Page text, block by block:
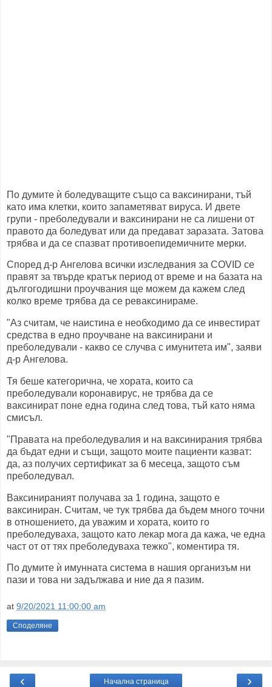
По думите ѝ боледуващите също са ваксинирани, тъй
като има клетки, които запаметяват вируса. И двете
групи - преболедували и ваксинирани не са лишени от
правото да боледуват или да предават заразата. Затова
трябва и да се спазват противоепидемичните мерки.
Според д-р Ангелова всички изследвания за COVID се
правят за твърде кратък период от време и на базата на
дългогодишни проучвания ще можем да кажем след
колко време трябва да се реваксинираме.
"Аз считам, че наистина е необходимо да се инвестират
средства в едно проучване на ваксинирани и
преболедували - какво се случва с имунитета им", заяви
д-р Ангелова.
Тя беше категорична, че хората, които са
преболедували коронавирус, не трябва да се
ваксинират поне една година след това, тъй като няма
смисъл.
"Правата на преболедувалия и на ваксинирания трябва
да бъдат едни и същи, защото моите пациенти казват:
да, аз получих сертификат за 6 месеца, защото съм
преболедувал.
Ваксинираният получава за 1 година, защото е
ваксиниран. Считам, че тук трябва да бъдем много точни
в отношението, да уважим и хората, които го
преболедуваха, защото като лекар мога да кажа, че една
част от от тях преболедуваха тежко", коментира тя.
По думите ѝ имунната система в нашия организъм ни
пази и това ни задължава и ние да я пазим.
at 9/20/2021 11:00:00 am
Споделяне
‹ ›
Начална страница